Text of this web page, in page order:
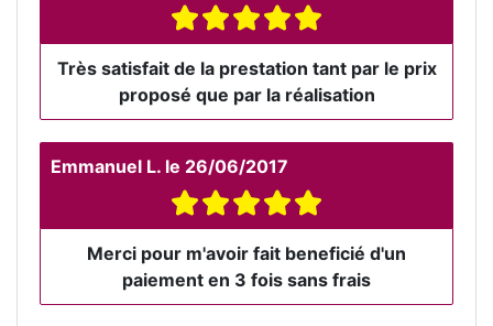
Très satisfait de la prestation tant par le prix
proposé que par la réalisation
Emmanuel L. le 26/06/2017
Merci pour m'avoir fait beneficié d'un
paiement en 3 fois sans frais